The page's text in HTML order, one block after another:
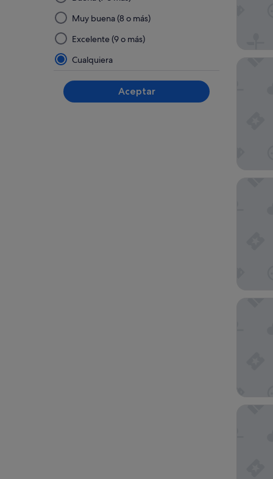
seleccionar
y
aplicar
un
filtro
de
este
grupo,
Muy buena (8 o más)
Excelente (9 o más)
Cualquiera
Aceptar